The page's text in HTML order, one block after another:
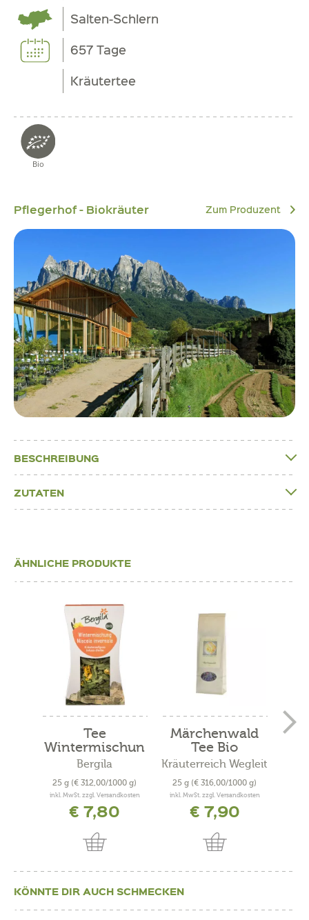
Salten-Schlern
657 Tage
Kräutertee
Bio
Pflegerhof - Biokräuter Zum Produzent
BESCHREIBUNG
ZUTATEN
ÄHNLICHE PRODUKTE
Tee
Wintermischun
g Bio
Bergila
25 g (€ 312,00/1000 g)
inkl. MwSt. zzgl. Versandkosten
€ 7,80
Märchenwald
Tee Bio
Kräuterreich Wegleit
25 g (€ 316,00/1000 g)
inkl. MwSt. zzgl. Versandkosten
€ 7,90
KÖNNTE DIR AUCH SCHMECKEN